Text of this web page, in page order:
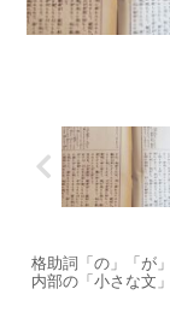
格助詞「の」「
内部の「小さな文